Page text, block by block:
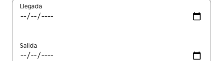
Llegada
Salida